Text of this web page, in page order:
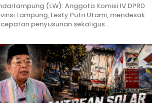
(LW): Anggota Komisi IV DPRD
Lampung, Lesty Putri Utami, mendesak
penyusunan sekaligus…